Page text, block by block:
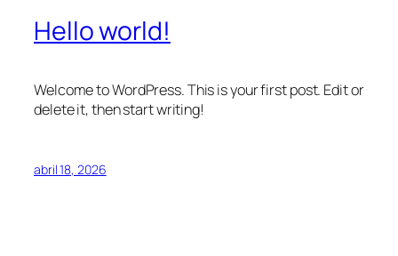
Hello world!
Welcome to WordPress. This is your first post. Edit or
delete it, then start writing!
abril 18, 2026